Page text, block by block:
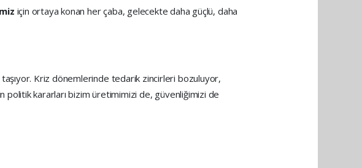
için ortaya konan her çaba, gelecekte daha güçlü, daha
taşıyor. Kriz dönemlerinde tedarik zincirleri bozuluyor,
politik kararları bizim üretimimizi de, güvenliğimizi de